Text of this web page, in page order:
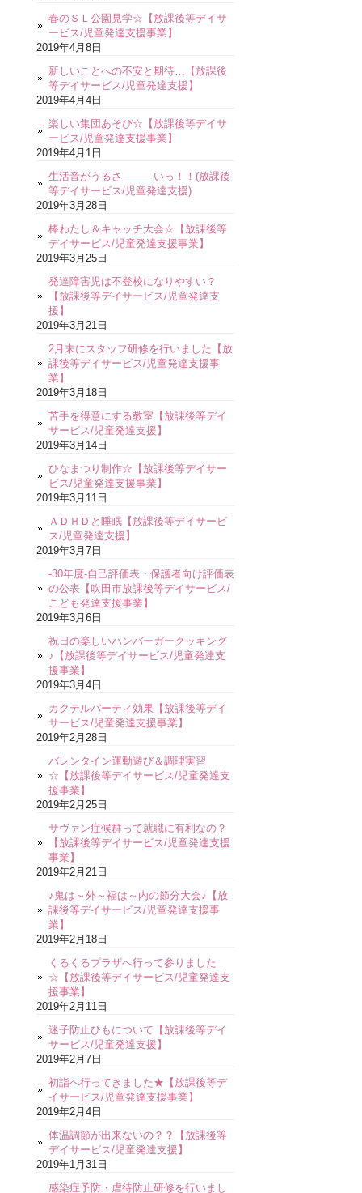
春のＳＬ公園見学☆【放課後等デイサ
ービス/児童発達支援事業】
2019年4月8日
新しいことへの不安と期待…【放課後
等デイサービス/児童発達支援】
2019年4月4日
楽しい集団あそび☆【放課後等デイサ
ービス/児童発達支援事業】
2019年4月1日
生活音がうるさ―――いっ！！(放課後
等デイサービス/児童発達支援)
2019年3月28日
棒わたし＆キャッチ大会☆【放課後等
デイサービス/児童発達支援事業】
2019年3月25日
発達障害児は不登校になりやすい？
【放課後等デイサービス/児童発達支
援】
2019年3月21日
2月末にスタッフ研修を行いました【放
課後等デイサービス/児童発達支援事
業】
2019年3月18日
苦手を得意にする教室【放課後等デイ
サービス/児童発達支援】
2019年3月14日
ひなまつり制作☆【放課後等デイサー
ビス/児童発達支援事業】
2019年3月11日
ＡＤＨＤと睡眠【放課後等デイサービ
ス/児童発達支援】
2019年3月7日
-30年度-自己評価表・保護者向け評価表
の公表【吹田市放課後等デイサービス/
こども発達支援事業】
2019年3月6日
祝日の楽しいハンバーガークッキング
♪【放課後等デイサービス/児童発達支
援事業】
2019年3月4日
カクテルパーティ効果【放課後等デイ
サービス/児童発達支援事業】
2019年2月28日
バレンタイン運動遊び＆調理実習
☆【放課後等デイサービス/児童発達支
援事業】
2019年2月25日
サヴァン症候群って就職に有利なの？
【放課後等デイサービス/児童発達支援
事業】
2019年2月21日
♪鬼は～外～福は～内の節分大会♪【放
課後等デイサービス/児童発達支援事
業】
2019年2月18日
くるくるプラザへ行って参りました
☆【放課後等デイサービス/児童発達支
援事業】
2019年2月11日
迷子防止ひもについて【放課後等デイ
サービス/児童発達支援】
2019年2月7日
初詣へ行ってきました★【放課後等デ
イサービス/児童発達支援事業】
2019年2月4日
体温調節が出来ないの？？【放課後等
デイサービス/児童発達支援】
2019年1月31日
感染症予防・虐待防止研修を行いまし